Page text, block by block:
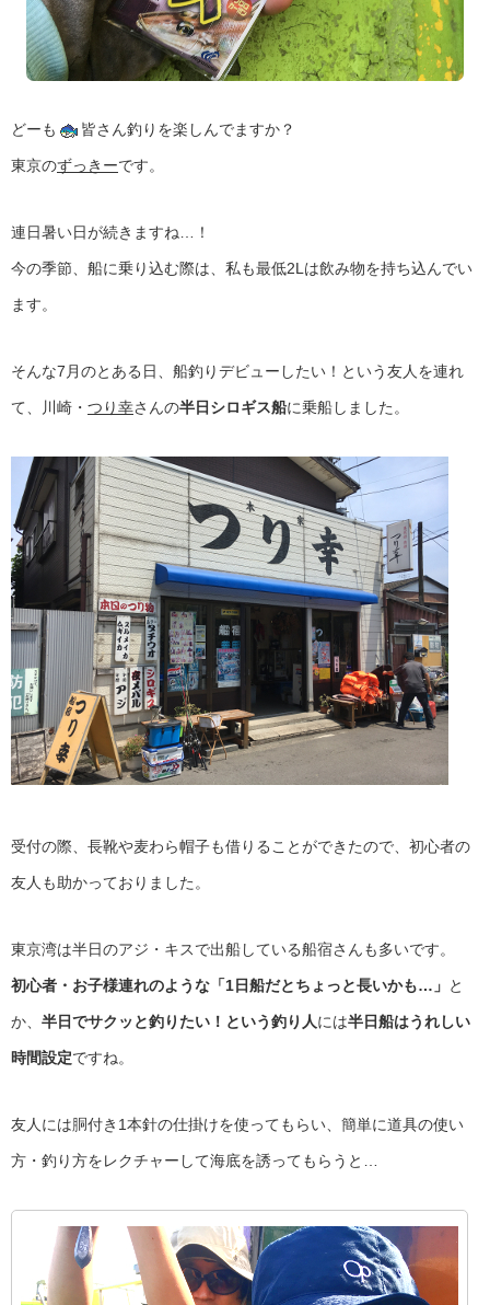
どーも 皆さん釣りを楽しんでますか？
東京のずっきーです。
連日暑い日が続きますね…！
今の季節、船に乗り込む際は、私も最低2Lは飲み物を持ち込んでい
ます。
そんな7月のとある日、船釣りデビューしたい！という友人を連れ
て、川崎・ つり幸さんの半日シロギス船に乗船しました。
受付の際、長靴や麦わら帽子も借りることができたので、初心者の
友人も助かっておりました。
東京湾は半日のアジ・キスで出船している船宿さんも多いです。
初心者・お子様連れのような「1日船だとちょっと長いかも…」 と
か、 半日でサクッと釣りたい！という釣り人には半日船はうれしい
時間設定ですね。
友人には胴付き1本針の仕掛けを使ってもらい、簡単に道具の使い
方・釣り方をレクチャーして海底を誘ってもらうと…